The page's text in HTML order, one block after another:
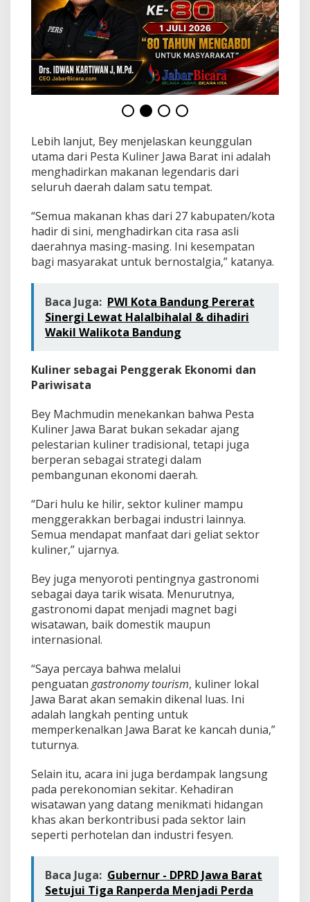
r
s
d
r
i
S
l
u
r
u
h
a
w
a
B
a
t
O
b
a
i
K
i
n
d
a
n
a
s
a
k
a
Lebih lanjut, Bey menjelaskan keunggulan
utama dari Pesta Kuliner Jawa Barat ini adalah
menghadirkan makanan legendaris dari
seluruh daerah dalam satu tempat.
“Semua makanan khas dari 27 kabupaten/kota
hadir di sini, menghadirkan cita rasa asli
daerahnya masing-masing. Ini kesempatan
bagi masyarakat untuk bernostalgia,” katanya.
Baca Juga: PWI Kota Bandung Pererat
Sinergi Lewat Halalbihalal & dihadiri
Wakil Walikota Bandung
Kuliner sebagai Penggerak Ekonomi dan
Pariwisata
Bey Machmudin menekankan bahwa Pesta
Kuliner Jawa Barat bukan sekadar ajang
pelestarian kuliner tradisional, tetapi juga
berperan sebagai strategi dalam
pembangunan ekonomi daerah.
“Dari hulu ke hilir, sektor kuliner mampu
menggerakkan berbagai industri lainnya.
Semua mendapat manfaat dari geliat sektor
kuliner,” ujarnya.
Bey juga menyoroti pentingnya gastronomi
sebagai daya tarik wisata. Menurutnya,
gastronomi dapat menjadi magnet bagi
wisatawan, baik domestik maupun
internasional.
“Saya percaya bahwa melalui
penguatan gastronomy tourism, kuliner lokal
Jawa Barat akan semakin dikenal luas. Ini
adalah langkah penting untuk
memperkenalkan Jawa Barat ke kancah dunia,”
tuturnya.
Selain itu, acara ini juga berdampak langsung
pada perekonomian sekitar. Kehadiran
wisatawan yang datang menikmati hidangan
khas akan berkontribusi pada sektor lain
seperti perhotelan dan industri fesyen.
Baca Juga: Gubernur - DPRD Jawa Barat
Setujui Tiga Ranperda Menjadi Perda